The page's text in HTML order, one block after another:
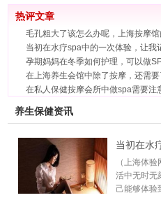
热评文章
毛孔粗大了该怎么办呢，上海按摩
当初在水疗spa中的一次体验，让我
孕期妈妈在冬季如何护理，可以做
在上海养生会馆中除了按摩，还需
在私人保健按摩会所中做spa需要注
养生保健资讯
当初在水
（上海体
活中无时无
己能够体验